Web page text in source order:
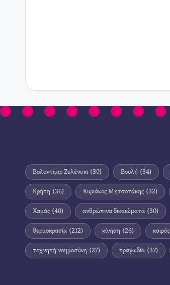
Βολοντίμιρ Ζελένσκι (30) Βουλή (34)
Κρήτη (36) Κυριάκος Μητσοτάκης (32)
Χαμάς (40) ανθρώπινα δικαιώματα (30)
θερμοκρασία (212) κίνηση (26) καιρός
τεχνητή νοημοσύνη (27) τραγωδία (37)